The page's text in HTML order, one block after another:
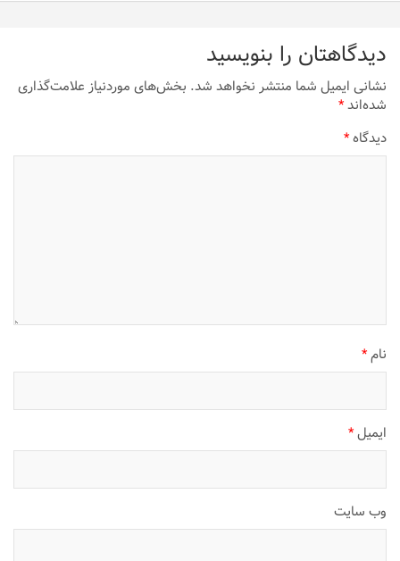
دیدگاهتان را بنویسید
نشانی ایمیل شما منتشر نخواهد شد.بخش‌های موردنیاز علامت‌گذاری
شده‌اند*
دیدگاه*
نام*
ایمیل*
وب‌ سایت